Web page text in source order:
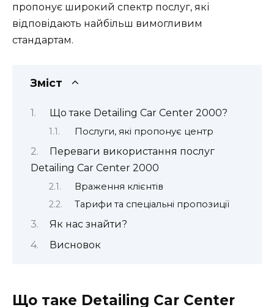
пропонує широкий спектр послуг, які
відповідають найбільш вимогливим
стандартам.
Зміст
Що таке Detailing Car Center 2000?
Послуги, які пропонує центр
Переваги використання послуг
Detailing Car Center 2000
Враження клієнтів
Тарифи та спеціальні пропозиції
Як нас знайти?
Висновок
Що таке Detailing Car Center